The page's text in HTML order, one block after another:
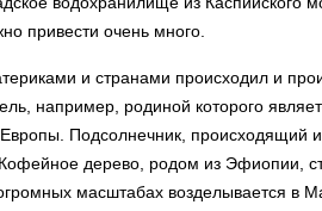
привести очень много.
и странами происходил и
например, родиной которого
Подсолнечник, происходящий
дерево, родом из Эфиопии,
масштабах возделывается в